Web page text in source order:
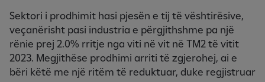
Sektori i prodhimit hasi pjesën e tij të vështirësive,
veçanërisht pasi industria e përgjithshme pa një
rënie prej 2.0% rritje nga viti në vit në TM2 të vitit
2023. Megjithëse prodhimi arriti të zgjerohej, ai e
bëri këtë me një ritëm të reduktuar, duke regjistruar